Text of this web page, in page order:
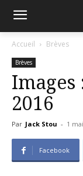
Accueil Brèves
Brèves
Images
2016
Par Jack Stou - 1
Facebook